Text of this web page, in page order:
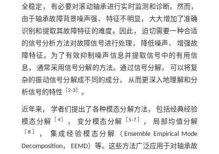
全稳定， 有必要对滚动轴承进行实时监测和诊断。然而，
由于轴承故障背景噪声强、 特征不明显， 大大增加了准确
识别和提取其故障特征的难度。因此， 迫切需要一种合适
的信号分析方法对故障信号进行处理， 降低噪声、 增强故
障特征。为了有效抑制噪声信息并提取信号中的有用信
息， 通常采用信号分解的方法。通过信号分解， 可以将复
杂的振动信号分解成不同的成分， 从而更深入地理解和分
析信号的特性
2‐3 。
近年来， 学者们提出了各种模态分解方法， 包括经典经验
模态分解
4］ ， 变分模态分解 ［5‐7 ， 局部均值分解
［8
， 集成经验模态分解（Ensemble Empirical Mode
Decomposition， EEMD）等。这些方法广泛应用于对轴承故